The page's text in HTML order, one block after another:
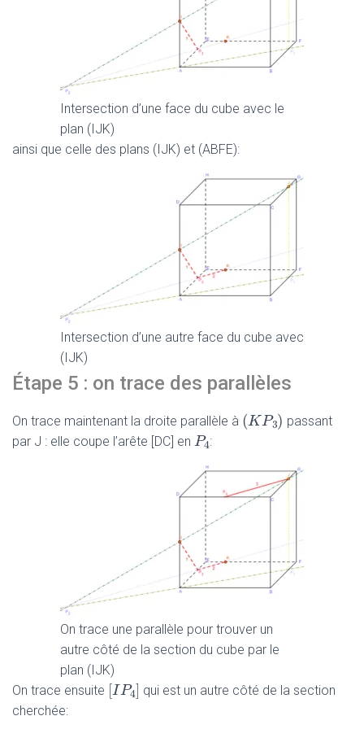
Intersection d’une face du cube avec le
plan (IJK)
ainsi que celle des plans (IJK) et (ABFE):
Intersection d’une autre face du cube avec
(IJK)
Étape 5 : on trace des parallèles
On trace maintenant la droite parallèle à (KP3 )
(KP3) passant
par J : elle coupe l’arête [DC] en P4
P4:
On trace une parallèle pour trouver un
autre côté de la section du cube par le
plan (IJK)
On trace ensuite [IP4 ]
IP4] qui est un autre côté de la section
cherchée: